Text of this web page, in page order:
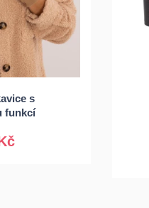
s
funkcí
L/XL